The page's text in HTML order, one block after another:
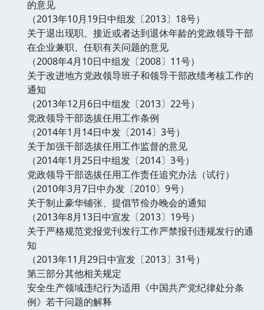
的意见
（2013年10月19日中组发〔2013〕18号）
关于退出现职、接近或者达到退休年龄的党政领导干部
在企业兼职、任职有关问题的意见
（2008年4月10日中组发〔2008〕11号）
关于改进地方党政领导班子和领导干部政绩考核工作的
通知
（2013年12月6日中组发〔2013〕22号）
党政领导干部选拔任用工作条例
（2014年1月14日中发〔2014〕3号）
关于加强干部选拔任用工作监督的意见
（2014年1月25日中组发〔2014〕3号）
党政领导干部选拔任用工作责任追究办法（试行）
（2010年3月7日中办发〔2010〕9号）
关于制止豪华铺张、提倡节俭办晚会的通知
（2013年8月13日中宣发〔2013〕19号）
关于严格规范党报党刊发行工作严禁报刊违规发行的通
知
（2013年11月29日中宣发〔2013〕31号）
第三部分其他相关规定
安全生产领域违纪行为适用《中国共产党纪律处分条
例》若干问题的解释